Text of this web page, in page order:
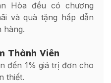
Hòa đều có chương
và quà tặng hấp dẫn
hàng.
Thành Viên
đến 1% giá trị đơn cho
thiết.